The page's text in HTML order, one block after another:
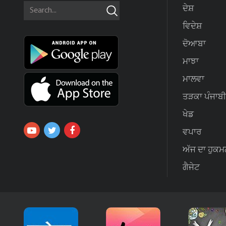
ਦੇਸ਼
ਵਿਦੇਸ਼
ਦੋਆਬਾ
ਮਾਝਾ
ਮਾਲਵਾ
ਤੜਕਾ ਪੰਜਾਬੀ
ਖੇਡ
ਵਪਾਰ
ਅੱਜ ਦਾ
ਗੈਜੇਟ